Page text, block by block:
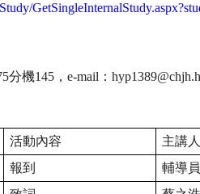
分機145 ， e-mail ：
活動內容 主講人
報到 輔導員